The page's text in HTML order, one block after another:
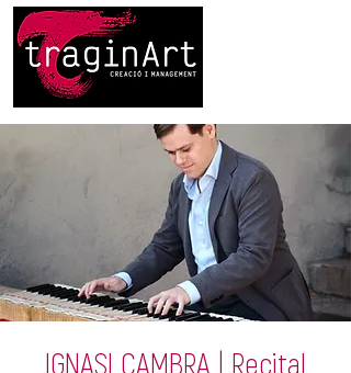
IGNASI CAMBRA | Recital